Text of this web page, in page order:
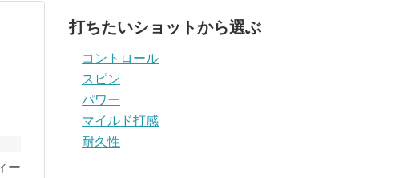
ー
打ちたいショットから選ぶ
コントロール
スピン
パワー
マイルド打感
耐久性